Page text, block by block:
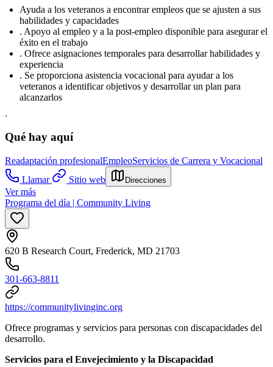
Ayuda a los veteranos a encontrar empleos que se ajusten a sus
habilidades y capacidades
. Apoyo al empleo y a la post-empleo disponible para asegurar el
éxito en el trabajo
. Ofrece asignaciones temporales para desarrollar habilidades y
experiencia
. Se proporciona asistencia vocacional para ayudar a los
veteranos a identificar objetivos y desarrollar un plan para
alcanzarlos
.
Qué hay aquí
Readaptación profesionalEmpleoServicios de Carrera y Vocacional
Llamar
Sitio web Direcciones
Ver más
Programa del día | Community Living
620 B Research Court, Frederick, MD 21703
301-663-8811
https://communitylivinginc.org
Ofrece programas y servicios para personas con discapacidades del
desarrollo.
Servicios para el Envejecimiento y la Discapacidad